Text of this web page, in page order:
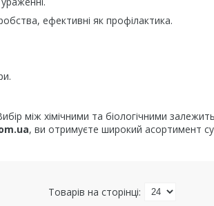
ефективні як профілактика.
між хімічними та біологічними
, ви отримуєте широкий асортимент